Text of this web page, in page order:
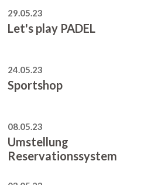
29.05.23
Let's play PADEL
24.05.23
Sportshop
08.05.23
Umstellung
Reservationssystem